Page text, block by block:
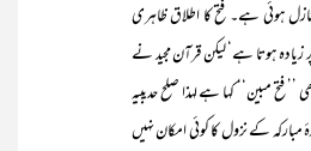
ہوئی ہے۔ فتح کا اطلاق ظاہری
زیادہ ہوتا ہے‘ لیکن قرآن مجید نے
’’فتح مبین‘‘ کہا ہے لہذا صلح حدیبیہ
کے نزول کا کوئی امکان نہیں